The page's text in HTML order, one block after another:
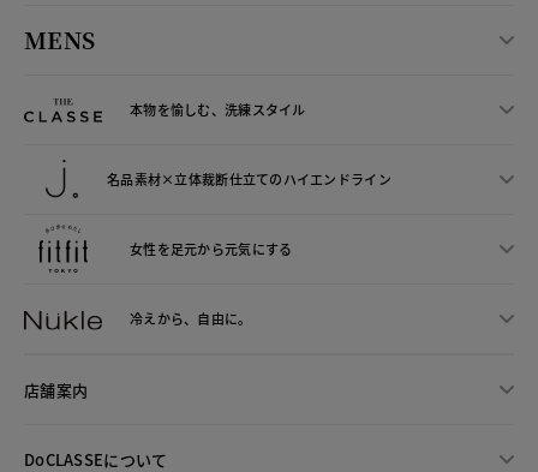
MENS
本物を愉しむ、洗練スタイル
名品素材×立体裁断仕立てのハイエンドライン
女性を足元から元気にする
冷えから、 自由に。
店舗案内
DoCLASSEについて